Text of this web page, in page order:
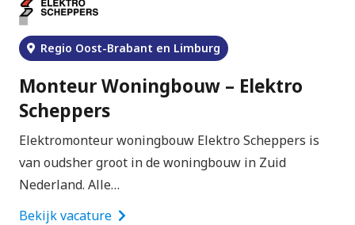
Regio Oost-Brabant en Limburg
Monteur Woningbouw – Elektro
Scheppers
Elektromonteur woningbouw Elektro Scheppers is
van oudsher groot in de woningbouw in Zuid
Nederland. Alle…
Bekijk vacature